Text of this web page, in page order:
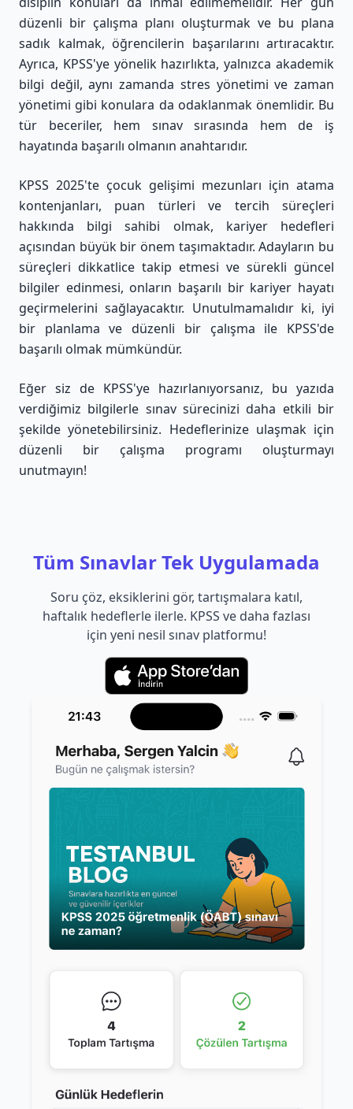
düzenli bir çalışma planı oluşturmak ve bu plana
sadık kalmak, öğrencilerin başarılarını artıracaktır.
Ayrıca, KPSS'ye yönelik hazırlıkta, yalnızca akademik
bilgi değil, aynı zamanda stres yönetimi ve zaman
yönetimi gibi konulara da odaklanmak önemlidir. Bu
tür beceriler, hem sınav sırasında hem de iş
hayatında başarılı olmanın anahtarıdır.
KPSS 2025'te çocuk gelişimi mezunları için atama
kontenjanları, puan türleri ve tercih süreçleri
hakkında bilgi sahibi olmak, kariyer hedefleri
açısından büyük bir önem taşımaktadır. Adayların bu
süreçleri dikkatlice takip etmesi ve sürekli güncel
bilgiler edinmesi, onların başarılı bir kariyer hayatı
geçirmelerini sağlayacaktır. Unutulmamalıdır ki, iyi
bir planlama ve düzenli bir çalışma ile KPSS'de
başarılı olmak mümkündür.
Eğer siz de KPSS'ye hazırlanıyorsanız, bu yazıda
verdiğimiz bilgilerle sınav sürecinizi daha etkili bir
şekilde yönetebilirsiniz. Hedeflerinize ulaşmak için
düzenli bir çalışma programı oluşturmayı
unutmayın!
Tüm Sınavlar Tek Uygulamada
Soru çöz, eksiklerini gör, tartışmalara katıl,
haftalık hedeflerle ilerle. KPSS ve daha fazlası
için yeni nesil sınav platformu!